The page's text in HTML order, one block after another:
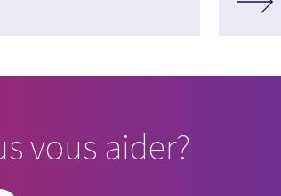
vous aider?